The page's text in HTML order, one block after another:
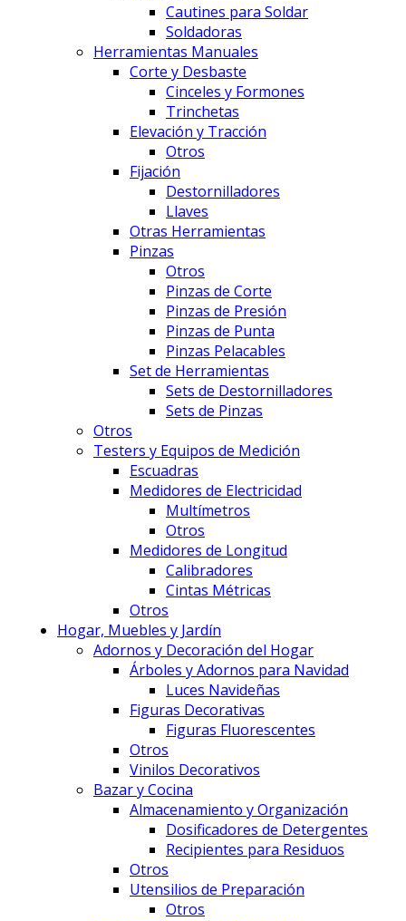
Cautines para Soldar
Soldadoras
Herramientas Manuales
Corte y Desbaste
Cinceles y Formones
Trinchetas
Elevación y Tracción
Otros
Fijación
Destornilladores
Llaves
Otras Herramientas
Pinzas
Otros
Pinzas de Corte
Pinzas de Presión
Pinzas de Punta
Pinzas Pelacables
Set de Herramientas
Sets de Destornilladores
Sets de Pinzas
Otros
Testers y Equipos de Medición
Escuadras
Medidores de Electricidad
Multímetros
Otros
Medidores de Longitud
Calibradores
Cintas Métricas
Otros
Hogar, Muebles y Jardín
Adornos y Decoración del Hogar
Árboles y Adornos para Navidad
Luces Navideñas
Figuras Decorativas
Figuras Fluorescentes
Otros
Vinilos Decorativos
Bazar y Cocina
Almacenamiento y Organización
Dosificadores de Detergentes
Recipientes para Residuos
Otros
Utensilios de Preparación
Otros